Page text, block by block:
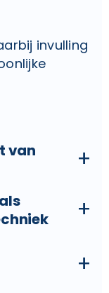
invulling
van +
+
+